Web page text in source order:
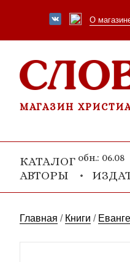
О
МАГАЗИН
КАТАЛОГ обн.: 06.08
АВТОРЫ
Главная / Книги /